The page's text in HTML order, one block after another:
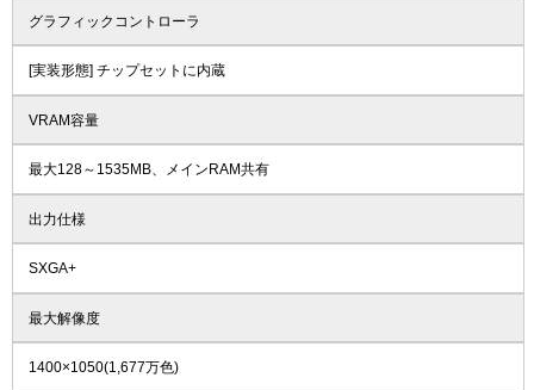
グラフィックコントローラ
[実装形態] チップセットに内蔵
VRAM容量
最大128～1535MB、メインRAM共有
出力仕様
SXGA+
最大解像度
1400×1050(1,677万色)